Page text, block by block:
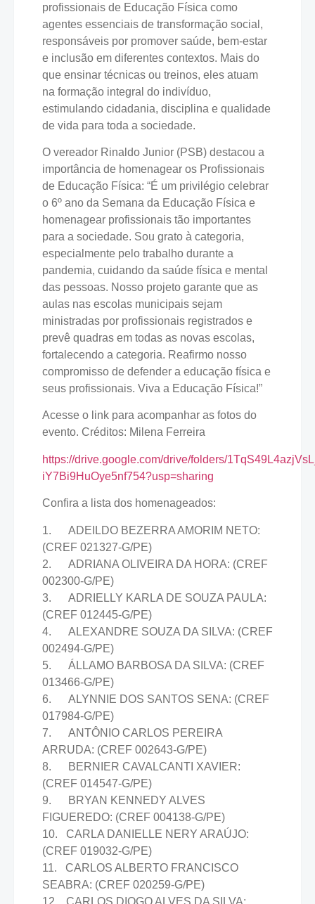
profissionais de Educação Física como
agentes essenciais de transformação social,
responsáveis por promover saúde, bem-estar
e inclusão em diferentes contextos. Mais do
que ensinar técnicas ou treinos, eles atuam
na formação integral do indivíduo,
estimulando cidadania, disciplina e qualidade
de vida para toda a sociedade.
O vereador Rinaldo Junior (PSB) destacou a
importância de homenagear os Profissionais
de Educação Física: “É um privilégio celebrar
o 6º ano da Semana da Educação Física e
homenagear profissionais tão importantes
para a sociedade. Sou grato à categoria,
especialmente pelo trabalho durante a
pandemia, cuidando da saúde física e mental
das pessoas. Nosso projeto garante que as
aulas nas escolas municipais sejam
ministradas por profissionais registrados e
prevê quadras em todas as novas escolas,
fortalecendo a categoria. Reafirmo nosso
compromisso de defender a educação física e
seus profissionais. Viva a Educação Física!”
Acesse o link para acompanhar as fotos do
evento. Créditos: Milena Ferreira
https://drive.google.com/drive/folders/
iY7Bi9HuOye5nf754?usp=sharing
Confira a lista dos homenageados:
1. ADEILDO BEZERRA AMORIM NETO:
(CREF 021327-G/PE)
2. ADRIANA OLIVEIRA DA HORA: (CREF
002300-G/PE)
3. ADRIELLY KARLA DE SOUZA PAULA:
(CREF 012445-G/PE)
4. ALEXANDRE SOUZA DA SILVA: (CREF
002494-G/PE)
5. ÁLLAMO BARBOSA DA SILVA: (CREF
013466-G/PE)
6. ALYNNIE DOS SANTOS SENA: (CREF
017984-G/PE)
7. ANTÔNIO CARLOS PEREIRA
ARRUDA: (CREF 002643-G/PE)
8. BERNIER CAVALCANTI XAVIER:
(CREF 014547-G/PE)
9. BRYAN KENNEDY ALVES
FIGUEREDO: (CREF 004138-G/PE)
10. CARLA DANIELLE NERY ARAÚJO:
(CREF 019032-G/PE)
11. CARLOS ALBERTO FRANCISCO
SEABRA: (CREF 020259-G/PE)
12. CARLOS DIOGO ALVES DA SILVA: